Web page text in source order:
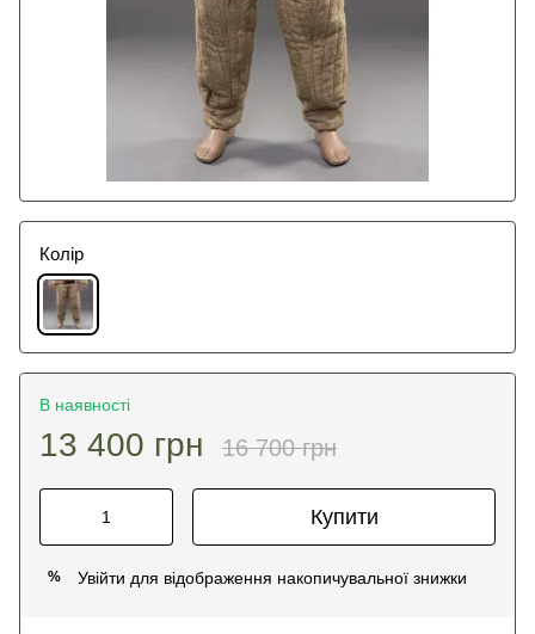
Колір
В наявності
13 400 грн 16 700 грн
Купити
% Увійти для відображення накопичувальної знижки